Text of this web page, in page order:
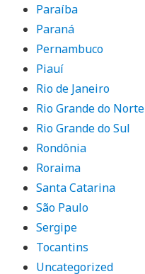
Paraíba
Paraná
Pernambuco
Piauí
Rio de Janeiro
Rio Grande do Norte
Rio Grande do Sul
Rondônia
Roraima
Santa Catarina
São Paulo
Sergipe
Tocantins
Uncategorized